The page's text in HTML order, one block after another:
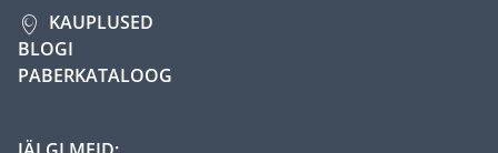
KAUPLUSED
BLOGI
PABERKATALOOG